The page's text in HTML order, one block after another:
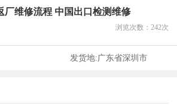
厂维修流程 中国出口检测维修
浏览次数： 242次
发货地:广东省深圳市